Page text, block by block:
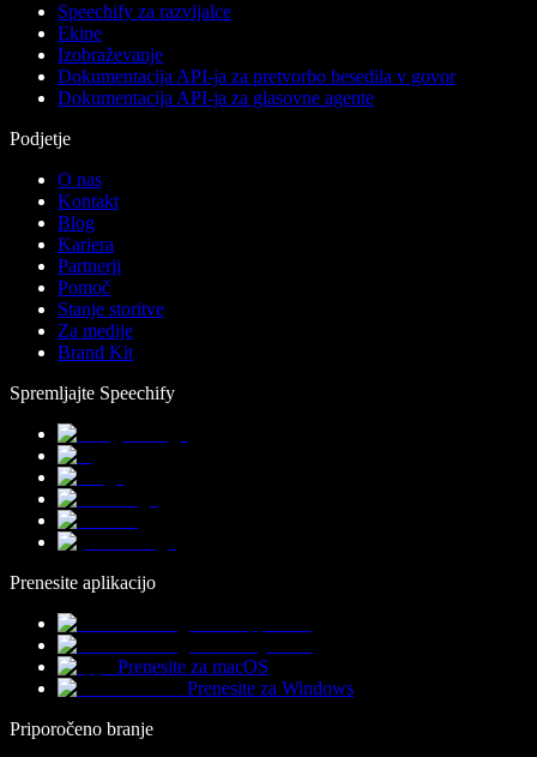
Speechify za razvijalce
Ekipe
Izobraževanje
Dokumentacija API-ja za pretvorbo besedila v govor
Dokumentacija API-ja za glasovne agente
Podjetje
O nas
Kontakt
Blog
Kariera
Partnerji
Pomoč
Stanje storitve
Za medije
Brand Kit
Spremljajte Speechify
Prenesite aplikacijo
Prenesite za macOS
Prenesite za Windows
Priporočeno branje